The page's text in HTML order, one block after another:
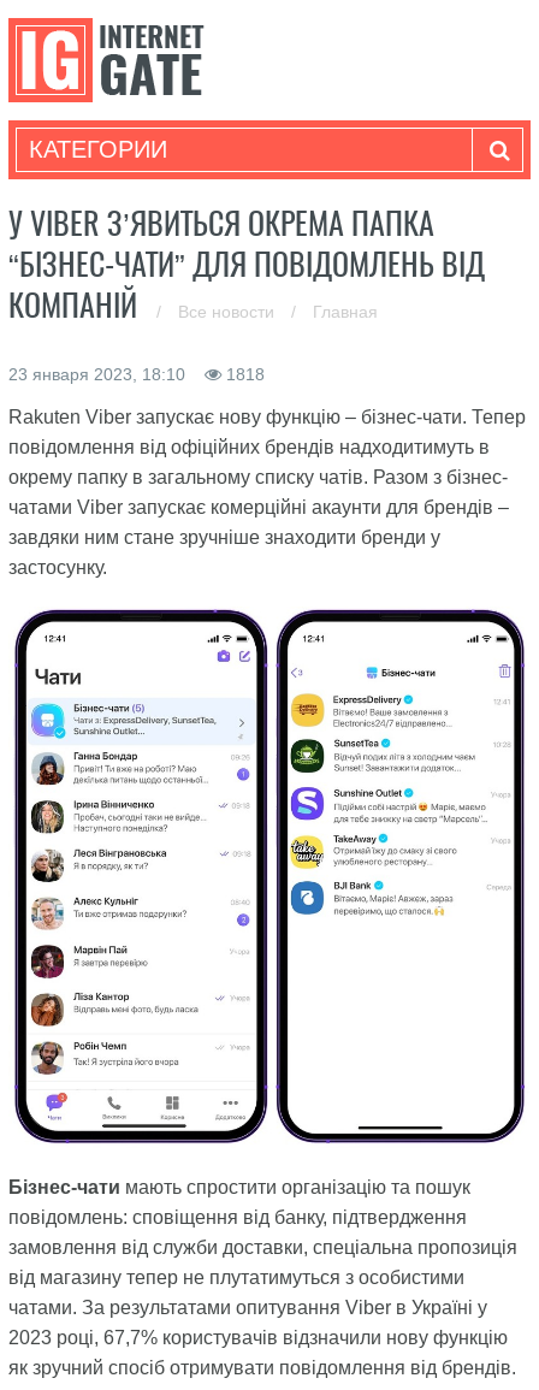
КАТЕГОРИИ
У VIBER З’ЯВИТЬСЯ ОКРЕМА ПАПКА
“БІЗНЕС-ЧАТИ” ДЛЯ ПОВІДОМЛЕНЬ ВІД
КОМПАНІЙ
/ Все новости / Главная
23 января 2023, 18:10 1818
Rakuten Viber запускає нову функцію – бізнес-чати. Тепер
повідомлення від офіційних брендів надходитимуть в
окрему папку в загальному списку чатів. Разом з бізнес-
чатами Viber запускає комерційні акаунти для брендів –
завдяки ним стане зручніше знаходити бренди у
застосунку.
Бізнес-чати мають спростити організацію та пошук
повідомлень: сповіщення від банку, підтвердження
замовлення від служби доставки, спеціальна пропозиція
від магазину тепер не плутатимуться з особистими
чатами. За результатами опитування Viber в Україні у
2023 році, 67,7% користувачів відзначили нову функцію
як зручний спосіб отримувати повідомлення від брендів.